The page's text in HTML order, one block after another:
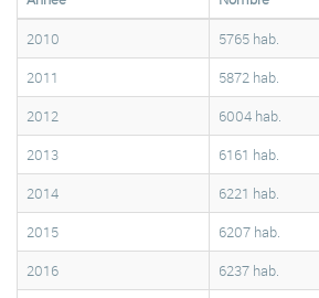
2010
5765 hab.
2011
5872 hab.
2012
6004 hab.
2013
6161 hab.
2014
6221 hab.
2015
6207 hab.
2016
6237 hab.